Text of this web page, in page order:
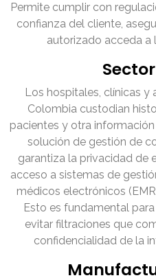
Permite cumplir con
confianza del cliente,
autorizado acceda a
Los hospitales, clínicas y
Colombia custodian
pacientes y otra
solución de gestión de
garantiza la privacidad de
acceso a sistemas de
médicos electrónicos
Esto es fundamental
evitar filtraciones que
confidencialidad de la